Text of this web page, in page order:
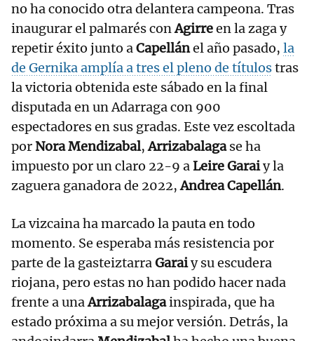
no ha conocido otra delantera campeona. Tras
inaugurar el palmarés conAgirreen la zaga y
repetir éxito junto aCapellánel año pasado, la
de Gernika amplía a tres el pleno de títulostras
la victoria obtenida este sábado en la final
disputada en un Adarraga con 900
espectadores en sus gradas. Este vez escoltada
por Nora Mendizabal,Arrizabalagase ha
impuesto por un claro 22-9 aLeire Garaiy la
zaguera ganadora de 2022,Andrea Capellán.
La vizcaina ha marcado la pauta en todo
momento. Se esperaba más resistencia por
parte de la gasteiztarraGaraiy su escudera
riojana, pero estas no han podido hacer nada
frente a unaArrizabalagainspirada, que ha
estado próxima a su mejor versión. Detrás, la